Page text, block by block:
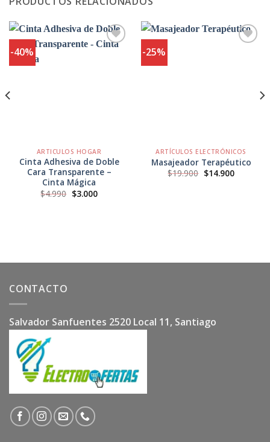
-40%
ARTICULOS HOGAR
Cinta Adhesiva de Doble
Cara Transparente –
Cinta Mágica
$4.990 El
precio
$3.000El
precio
-25%
ARTÍCULOS ELECTRÓNICOS
Masajeador Terapéutico
$19.900 El
precio
$14.900El
CONTACTO
Salvador Sanfuentes 2520 Local 11, Santiago